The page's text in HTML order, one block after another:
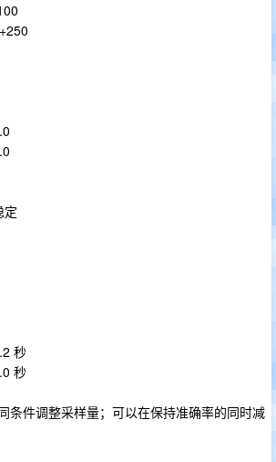
定
秒
秒
条件调整采样量；可以在保持准确率的同时减